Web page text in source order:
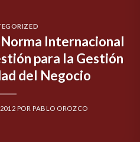
Internacional
para la Gestión
del Negocio
POR PABLO OROZCO